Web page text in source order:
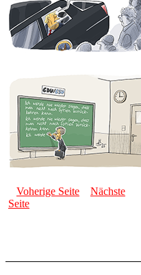
Voherige Seite
Nächste
Seite